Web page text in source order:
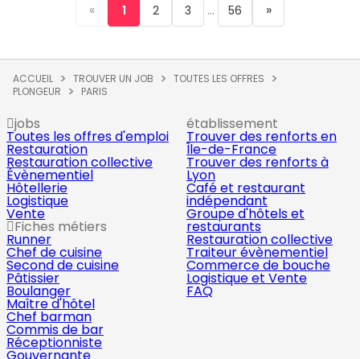
« 1 2 3 ... 56 »
ACCUEIL TROUVER UN JOB
TOUTES LES OFFRES
PLONGEUR
PARIS
jobs
Toutes les offres d'emploi
Restauration
Restauration collective
Évènementiel
Hôtellerie
Logistique
Vente
Fiches métiers
Runner
Chef de cuisine
Second de cuisine
Pâtissier
Boulanger
Maître d'hôtel
Chef barman
Commis de bar
Réceptionniste
établissement
Trouver des renforts en
Île-de-France
Trouver des renforts à
Lyon
Café et restaurant
indépendant
Groupe d'hôtels et
restaurants
Restauration collective
Traiteur évènementiel
Commerce de bouche
Logistique et Vente
FAQ